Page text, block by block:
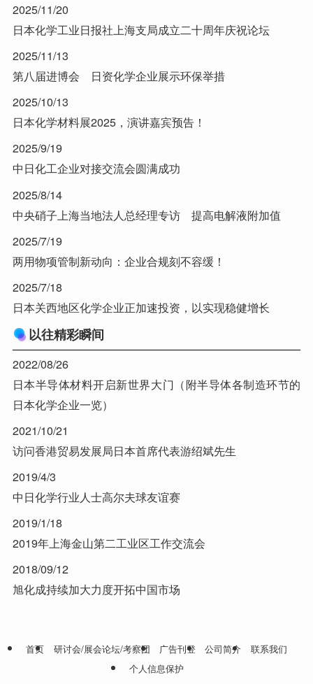
2025/11/20
日本化学工业日报社上海支局成立二十周年庆祝论坛
2025/11/13
第八届进博会 日资化学企业展示环保举措
2025/10/13
日本化学材料展2025，演讲嘉宾预告！
2025/9/19
中日化工企业对接交流会圆满成功
2025/8/14
中央硝子上海当地法人总经理专访 提高电解液附加值
2025/7/19
两用物项管制新动向：企业合规刻不容缓！
2025/7/18
日本关西地区化学企业正加速投资，以实现稳健增长
以往精彩瞬间
2022/08/26
日本半导体材料开启新世界大门（附半导体各制造环节的
日本化学企业一览）
2021/10/21
访问香港贸易发展局日本首席代表游绍斌先生
2019/4/3
中日化学行业人士高尔夫球友谊赛
2019/1/18
2019年上海金山第二工业区工作交流会
2018/09/12
旭化成持续加大力度开拓中国市场
首页 研讨会/展会论坛/考察团 广告刊登 公司简介
联系我们
个人信息保护